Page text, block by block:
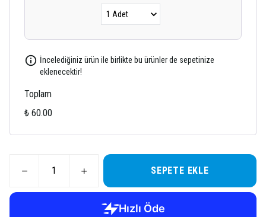
İncelediğiniz ürün ile birlikte bu ürünler de sepetinize
eklenecektir!
Toplam
₺ 60.00
SEPETE EKLE